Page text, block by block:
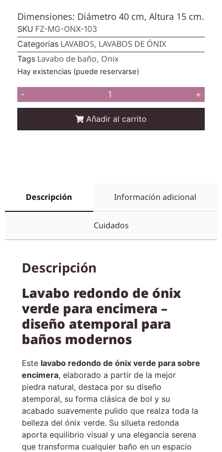
Dimensiones: Diámetro 40 cm, Altura 15 cm.
SKU FZ-MG-ONX-103
Categorias LAVABOS, LAVABOS DE ÓNIX
Tags Lavabo de baño, Onix
Hay existencias (puede reservarse)
- +
Añadir al carrito
Descripción Información adicional
Cuidados
Descripción
Lavabo redondo de ónix
verde para encimera –
diseño atemporal para
baños modernos
Este lavabo redondo de ónix verde para sobre
encimera, elaborado a partir de la mejor
piedra natural, destaca por su diseño
atemporal, su forma clásica de bol y su
acabado suavemente pulido que realza toda la
belleza del ónix verde. Su silueta redonda
aporta equilibrio visual y una elegancia serena
que transforma cualquier baño en un espacio